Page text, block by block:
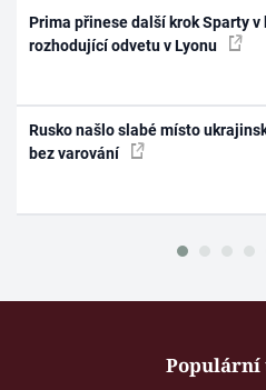
Prima přinese další krok Sparty
rozhodující odvetu v Lyonu
Rusko našlo slabé místo
bez varování
Populární